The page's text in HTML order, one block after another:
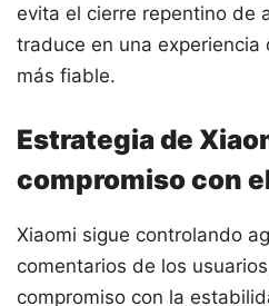
evita el cierre repentino de
traduce en una
más fiable.
Estrategia de
compromiso con
Xiaomi sigue controlando
comentarios de los
compromiso con la